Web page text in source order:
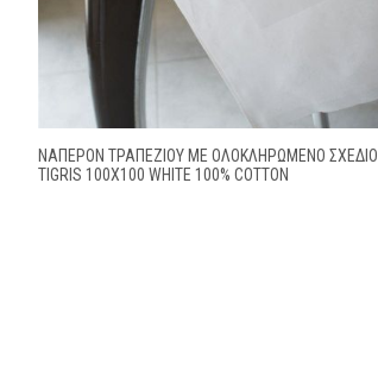
ΝΑΠΕΡΌΝ ΤΡΑΠΕΖΊΟΥ ΜΕ ΟΛΟΚΛΗΡΩΜΈΝΟ ΣΧΈΔΙΟ
TIGRIS 100X100 WHITE 100% COTTON